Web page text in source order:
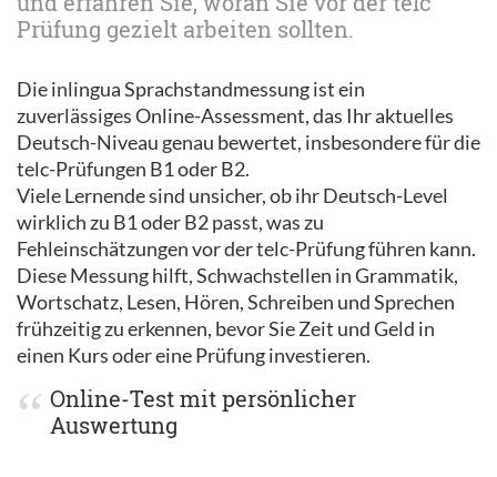
Prüfung gezielt arbeiten sollten.
Die inlingua Sprachstandmessung ist ein
zuverlässiges Online-Assessment, das Ihr aktuelles
Deutsch-Niveau genau bewertet, insbesondere für die
telc-Prüfungen B1 oder B2.
Viele Lernende sind unsicher, ob ihr Deutsch-Level
wirklich zu B1 oder B2 passt, was zu
Fehleinschätzungen vor der telc-Prüfung führen kann.
Diese Messung hilft, Schwachstellen in Grammatik,
Wortschatz, Lesen, Hören, Schreiben und Sprechen
frühzeitig zu erkennen, bevor Sie Zeit und Geld in
einen Kurs oder eine Prüfung investieren.
Online-Test mit persönlicher
Auswertung